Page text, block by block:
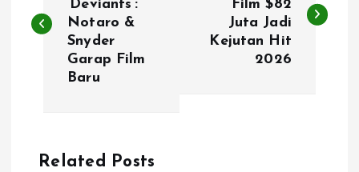
s
a
‘Deviants’:
Notaro &
Snyder
Garap Film
Baru
Film $82
Juta Jadi
Kejutan Hit
2026
Related Posts